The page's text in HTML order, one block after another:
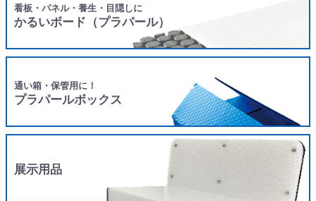
看板・パネル・養生・目隠しに
かるいボード（プラパール）
通い箱・保管用に！
プラパールボックス
展示用品